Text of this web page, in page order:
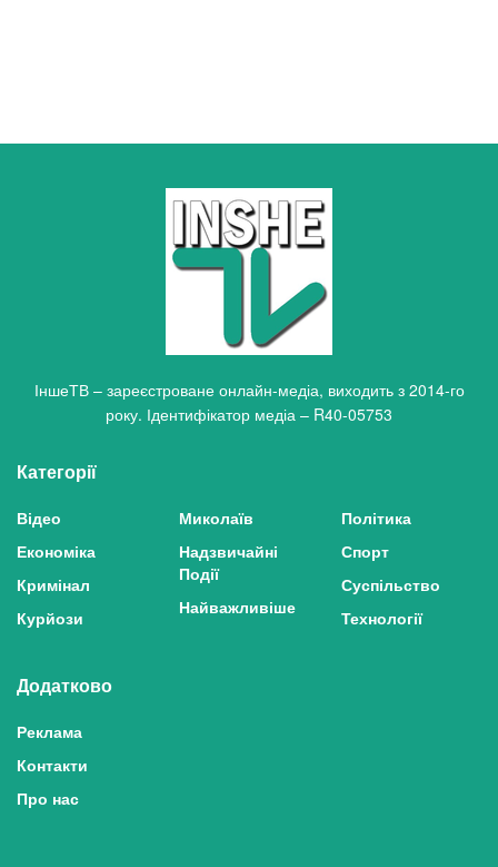
ІншеТВ – зареєстроване онлайн-медіа, виходить з 2014-го
року. Ідентифікатор медіа – R40-05753
Категорії
Відео
Економіка
Кримінал
Курйози
Миколаїв
Надзвичайні
Події
Найважливіше
Політика
Спорт
Суспільство
Технології
Додатково
Реклама
Контакти
Про нас